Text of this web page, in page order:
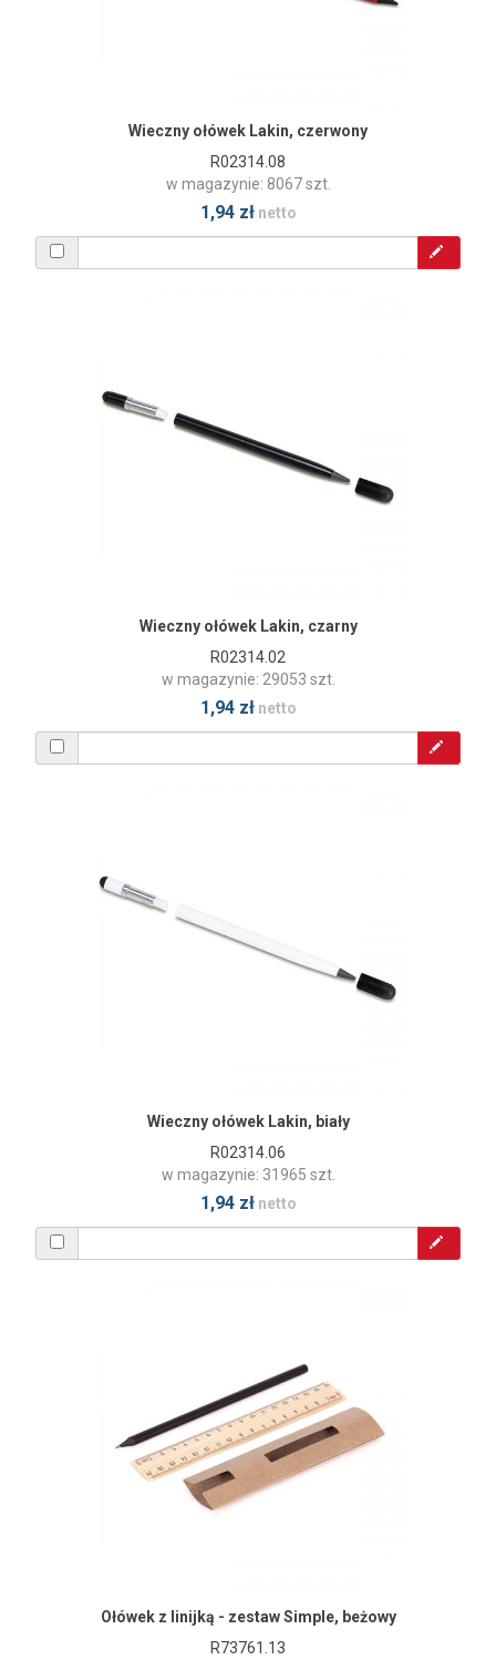
Wieczny ołówek Lakin, czerwony
R02314.08
w magazynie: 8067 szt.
1,94 złnetto
Wieczny ołówek Lakin, czarny
R02314.02
w magazynie: 29053 szt.
1,94 złnetto
Wieczny ołówek Lakin, biały
R02314.06
w magazynie: 31965 szt.
1,94 złnetto
Ołówek z linijką - zestaw Simple, beżowy
R73761.13